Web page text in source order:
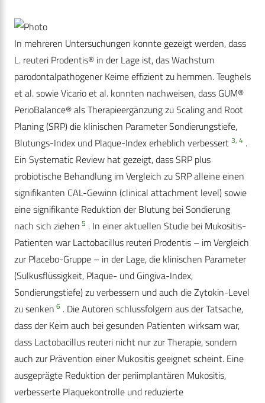
In mehreren Untersuchungen konnte gezeigt werden, dass
L. reuteri Prodentis® in der Lage ist, das Wachstum
parodontalpathogener Keime effizient zu hemmen. Teughels
et al. sowie Vicario et al. konnten nachweisen, dass GUM®
PerioBalance® als Therapieergänzung zu Scaling and Root
Planing (SRP) die klinischen Parameter Sondierungstiefe,
Blutungs-Index und Plaque-Index erheblich verbessert 3, 4 .
Ein Systematic Review hat gezeigt, dass SRP plus
probiotische Behandlung im Vergleich zu SRP alleine einen
signifikanten CAL-Gewinn (clinical attachment level) sowie
eine signifikante Reduktion der Blutung bei Sondierung
nach sich ziehen 5 . In einer aktuellen Studie bei Mukositis-
Patienten war Lactobacillus reuteri Prodentis – im Vergleich
zur Placebo-Gruppe – in der Lage, die klinischen Parameter
(Sulkusflüssigkeit, Plaque- und Gingiva-Index,
Sondierungstiefe) zu verbessern und auch die Zytokin-Level
zu senken 6 . Die Autoren schlussfolgern aus der Tatsache,
dass der Keim auch bei gesunden Patienten wirksam war,
dass Lactobacillus reuteri nicht nur zur Therapie, sondern
auch zur Prävention einer Mukositis geeignet scheint. Eine
ausgeprägte Reduktion der periimplantären Mukositis,
verbesserte Plaquekontrolle und reduzierte